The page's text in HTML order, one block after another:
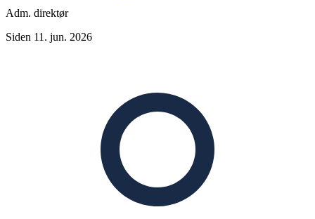
Adm. direktør
Siden 11. jun. 2026